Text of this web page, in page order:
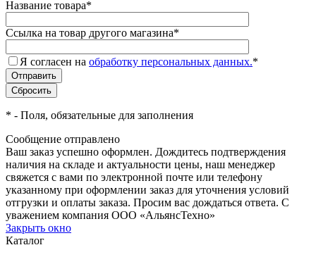
Название товара*
Ссылка на товар другого магазина*
Я согласен на обработку персональных данных.*
* - Поля, обязательные для заполнения
Сообщение отправлено
Ваш заказ успешно оформлен. Дождитесь подтверждения
наличия на складе и актуальности цены, наш менеджер
свяжется с вами по электронной почте или телефону
указанному при оформлении заказ для уточнения условий
отгрузки и оплаты заказа. Просим вас дождаться ответа. С
уважением компания ООО «АльянсТехно»
Закрыть окно
Каталог